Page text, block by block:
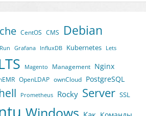
CentOS CMS Debian
Grafana InfluxDB Kubernetes Lets
Magento Management Nginx
OpenLDAP ownCloud PostgreSQL
Prometheus Rocky Server SSL
Windows